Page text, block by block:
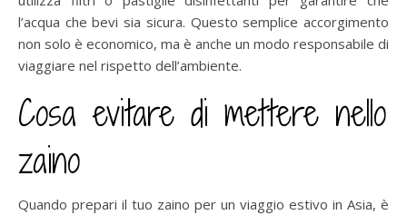
l’acqua che bevi sia sicura. Questo semplice accorgimento
non solo è economico, ma è anche un modo responsabile di
viaggiare nel rispetto dell’ambiente.
Cosa evitare di mettere nello
zaino
Quando prepari il tuo zaino per un viaggio estivo in Asia, è